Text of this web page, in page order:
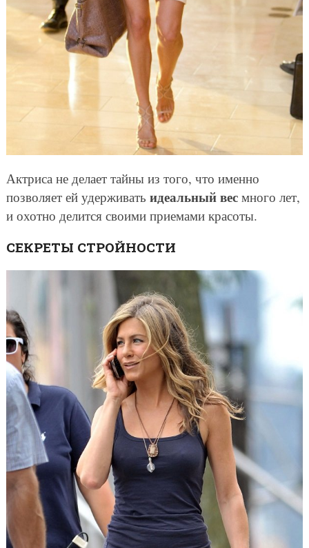
Актриса не делает тайны из того, что именно
позволяет ей удерживать идеальный весмного лет,
и охотно делится своими приемами красоты.
СЕКРЕТЫ СТРОЙНОСТИ